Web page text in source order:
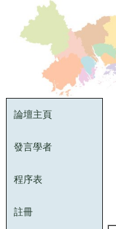
論壇主頁
發言學者
程序表
註冊